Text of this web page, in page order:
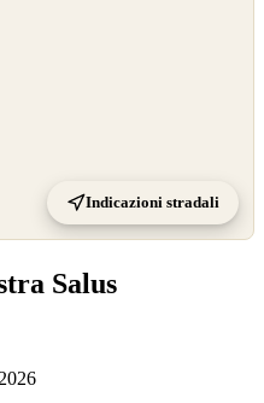
Indicazioni stradali
Salus